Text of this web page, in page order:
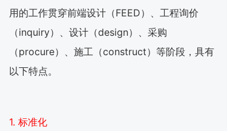
用的工作贯穿前端设计（FEED）、工程询价
（inquiry）、设计（design）、采购
（procure）、施工（construct）等阶段，具有
以下特点。
1. 标准化